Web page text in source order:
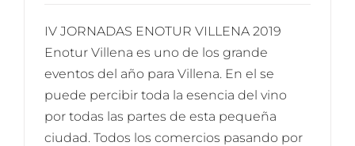
IV JORNADAS ENOTUR VILLENA 2019
Enotur Villena es uno de los grande
eventos del año para Villena. En el se
puede percibir toda la esencia del vino
por todas las partes de esta pequeña
ciudad. Todos los comercios pasando por